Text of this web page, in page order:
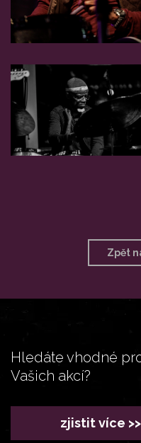
Zpět
Hledáte vhodné
Vašich akcí?
zjistit více >>